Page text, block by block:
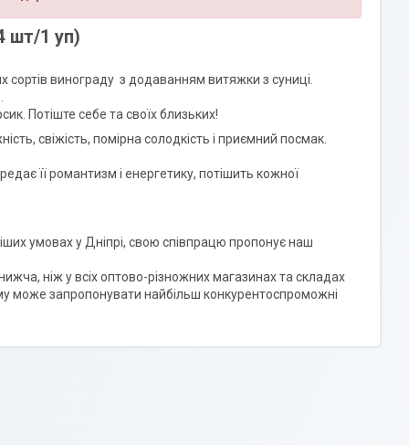
шт/1 уп)
винограду з додаванням витяжки з суниці.
Потіште себе та своїх близьких!
свіжість, помірна солодкість і приємний посмак.
її романтизм і енергетику, потішить кожної
умовах у Дніпрі, свою співпрацю пропонує наш
ніж у всіх оптово-різножних магазинах та складах
може запропонувати найбільш конкурентоспроможні